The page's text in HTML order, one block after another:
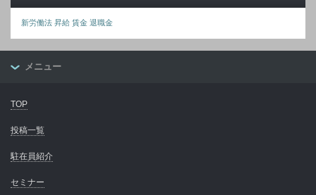
新労働法 昇給 賃金 退職金
メニュー
TOP
投稿一覧
駐在員紹介
セミナー